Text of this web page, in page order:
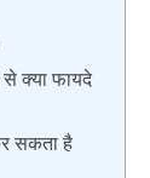
क्या फायदे
सकता है